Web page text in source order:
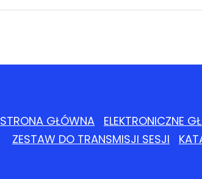
STRONA GŁÓWNA
ELEKTRONICZNE
ZESTAW DO TRANSMISJI SESJI